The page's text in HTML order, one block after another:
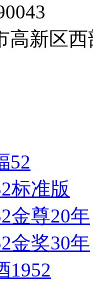
高新区西
52
标准版
金尊20年
金奖30年
1952